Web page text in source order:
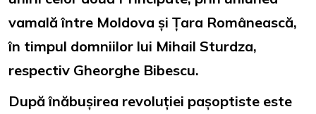
vamală între Moldova și Țara Românească,
în timpul domniilor lui Mihail Sturdza,
respectiv Gheorghe Bibescu.
După înăbușirea revoluției pașoptiste este